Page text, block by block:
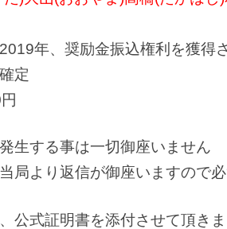
年、奨励金振込権利を獲得
定
生する事は一切御座いません
局より返信が御座いますので
公式証明書を添付させて頂きま